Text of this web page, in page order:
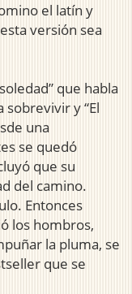
el latín y
versión sea
que habla
y “El
una
se quedó
que su
del camino.
Entonces
los hombros,
la pluma, se
que se